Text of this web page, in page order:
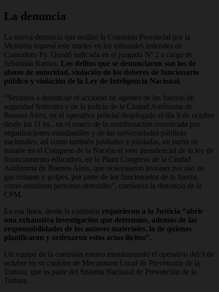
La denuncia
La nueva denuncia que realizó la Comisión Provincial por la
Memoria ingresó este martes en los tribunales federales de
Comodoro Py. Quedó radicada en el juzgado Nº 2 a cargo de
Sebastián Ramos. Los delitos que se denunciaron son los de
abuso de autoridad, violación de los deberes de funcionario
público y violación de la Ley de Inteligencia Nacional.
“Venimos a denunciar el accionar de agentes de las fuerzas de
seguridad federales y de la policía de la Ciudad Autónoma de
Buenos Aires, en el operativo policial desplegado el día 9 de octubre
desde las 11 hs., en el marco de la manifestación convocada por
organizaciones estudiantiles y de las universidades públicas
nacionales, así como también jubilados y jubiladas, en razón de
tratarse en el Congreso de la Nación el veto presidencial de la ley de
financiamiento educativo, en la Plaza Congreso de la Ciudad
Autónoma de Buenos Aires, que ocasionaron lesiones por uso de
gas irritante y golpes, por parte de los funcionarios de la fuerza,
como asimismo personas detenidas”, comienza la denuncia de la
CPM.
En esa línea, desde la comisión requirieron a la Justicia “abrir
una exhaustiva investigación que determine, además de las
responsabilidades de los autores materiales, la de quienes
planificaron y ordenaron estos actos ilícitos”.
Un equipo de la comisión estuvo monitoreando el operativo del 9 de
octubre en su carácter de Mecanismo Local de Prevención de la
Tortura, que es parte del Sistema Nacional de Prevención de la
Tortura.